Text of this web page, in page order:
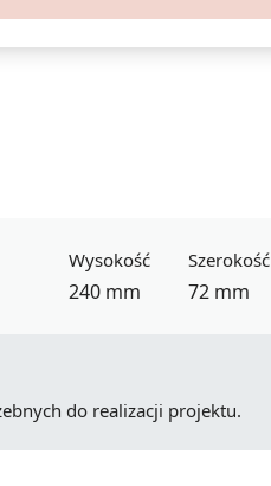
Wysokość
240 mm
Szerokość
72 mm
do realizacji projektu.